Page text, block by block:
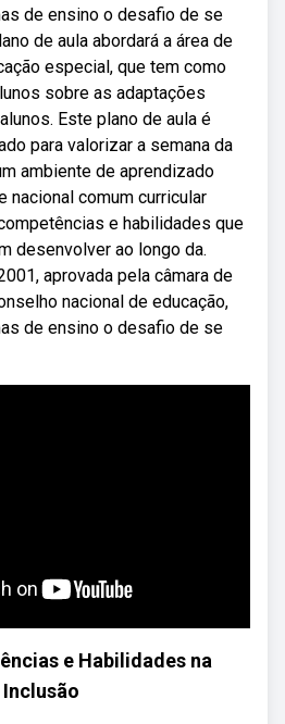
de ensino o desafio de se
de aula abordará a área de
especial, que tem como
sobre as adaptações
Este plano de aula é
para valorizar a semana da
ambiente de aprendizado
nacional comum curricular
e habilidades que
desenvolver ao longo da.
aprovada pela câmara de
nacional de educação,
de ensino o desafio de se
e Habilidades na
Inclusão